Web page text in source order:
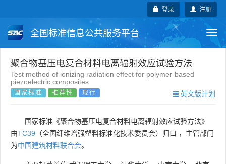
注册
登录
全国标准信息公共服务平台
国家标准 行业标准 地方标准
团体标准
聚合物基压电复合材料电离辐射效应试验方法
Test method of ionizing radiation effect for polymer-based
piezoelectric composites
国家标准 推荐性 现行 英文版计划
国家标准《聚合物基压电复合材料电离辐射效应试验方法》
由TC39 （全国纤维增强塑料标准化技术委员会）归口 ，主管部门
为中国建筑材料联合会。